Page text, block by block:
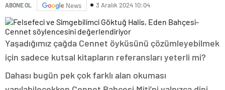
ABONE OL News 3 Aralık 2024 10:04
Yaşadığımız çağda Cennet öyküsünü çözümleyebilmek
için sadece kutsal kitapların referansları yeterli mi?
Dahası bugün pek çok farklı alan okuması